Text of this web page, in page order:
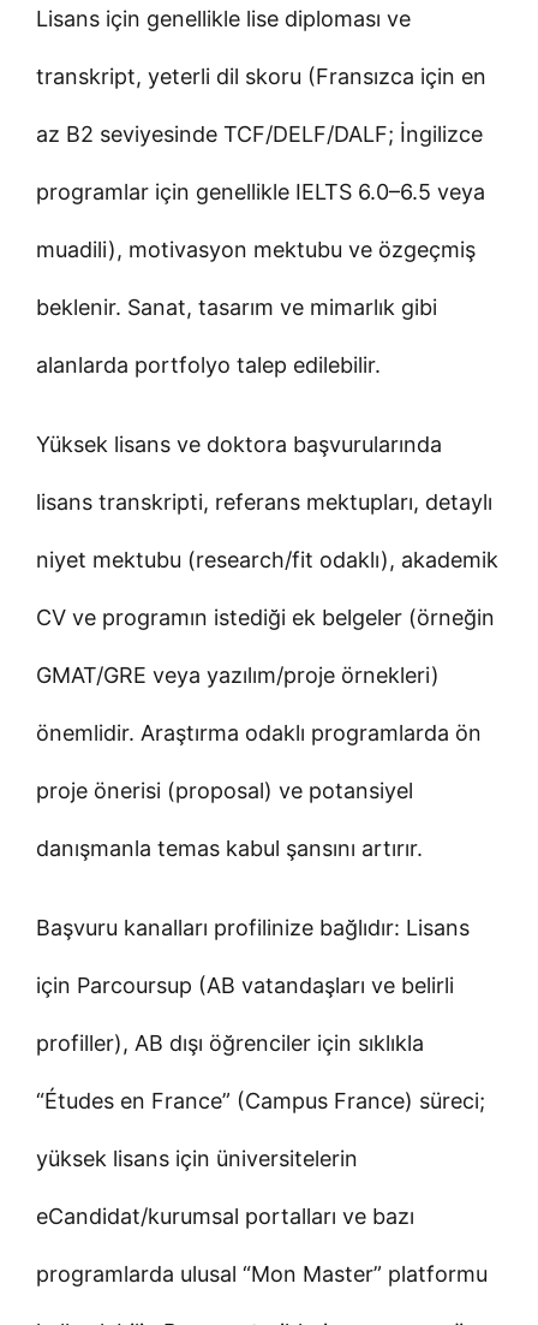
Lisans için genellikle lise diploması ve
transkript, yeterli dil skoru (Fransızca için en
az B2 seviyesinde TCF/DELF/DALF; İngilizce
programlar için genellikle IELTS 6.0–6.5 veya
muadili), motivasyon mektubu ve özgeçmiş
beklenir. Sanat, tasarım ve mimarlık gibi
alanlarda portfolyo talep edilebilir.
Yüksek lisans ve doktora başvurularında
lisans transkripti, referans mektupları, detaylı
niyet mektubu (research/fit odaklı), akademik
CV ve programın istediği ek belgeler (örneğin
GMAT/GRE veya yazılım/proje örnekleri)
önemlidir. Araştırma odaklı programlarda ön
proje önerisi (proposal) ve potansiyel
danışmanla temas kabul şansını artırır.
Başvuru kanalları profilinize bağlıdır: Lisans
için Parcoursup (AB vatandaşları ve belirli
profiller), AB dışı öğrenciler için sıklıkla
“Études en France” (Campus France) süreci;
yüksek lisans için üniversitelerin
eCandidat/kurumsal portalları ve bazı
programlarda ulusal “Mon Master” platformu